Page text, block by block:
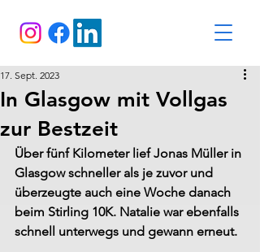
In Glasgow mit Vollgas
zur Bestzeit
17. Sept. 2023
Über fünf Kilometer lief Jonas Müller in
Glasgow schneller als je zuvor und
überzeugte auch eine Woche danach
beim Stirling 10K. Natalie war ebenfalls
schnell unterwegs und gewann erneut.